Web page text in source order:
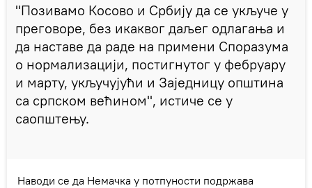
"Позивамо Косово и Србију да се укључе у
преговоре, без икаквог даљег одлагања и
да наставе да раде на примени Споразума
о нормализацији, постигнутог у фебруару
и марту, укључујући и Заједницу општина
са српском већином", истиче се у
саопштењу.
Наводи се да Немачка у потпуности подржава